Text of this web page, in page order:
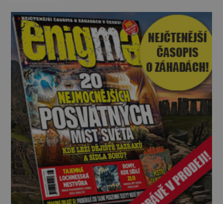
výzdobě Rosslynské kaple skutečně ukryty stopy
templářů, svobodných zednářů nebo dokonce
Svatého grálu? Nebo jde o j